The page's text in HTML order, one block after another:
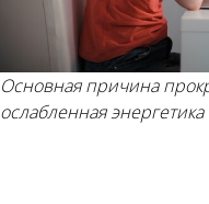
Основная причина
ослабленная энергетика